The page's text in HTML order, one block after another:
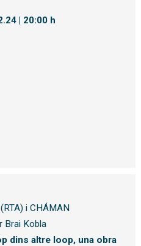
| 20:00 h
i CHÁMAN
Brai Kobla
dins altre loop, una obra